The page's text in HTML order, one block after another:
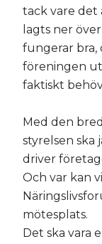
tack vare det
lagts ner
fungerar bra,
föreningen
faktiskt
Med den
styrelsen ska
driver
Och var kan
mötesplats.
Det ska vara